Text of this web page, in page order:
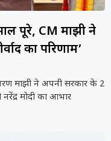
पूरे, CM माझी ने
का परिणाम’
माझी ने अपनी सरकार के 2
मोदी का आभार